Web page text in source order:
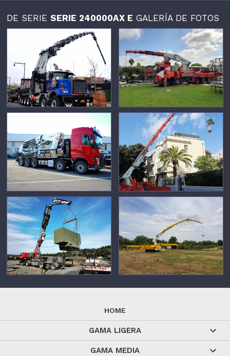
DE SERIESERIE 240000AX E GALERÍA DE FOTOS
HOME
GAMA LIGERA
GAMA MEDIA